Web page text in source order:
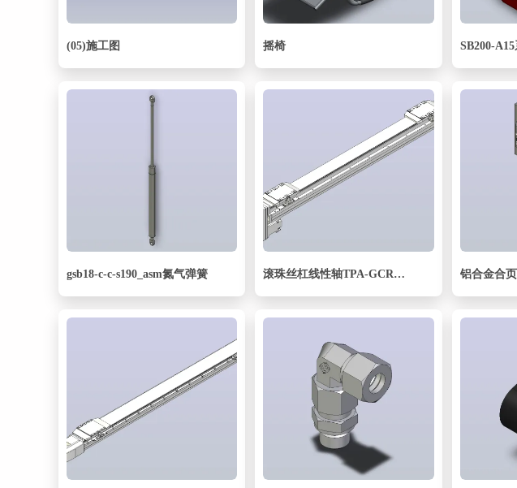
(05)施工图 摇椅
gsb18-c-c-s190_asm氮气弹簧 滚珠丝杠线性轴TPA-GCRS-80-1610C-L275-MP-M20-N3